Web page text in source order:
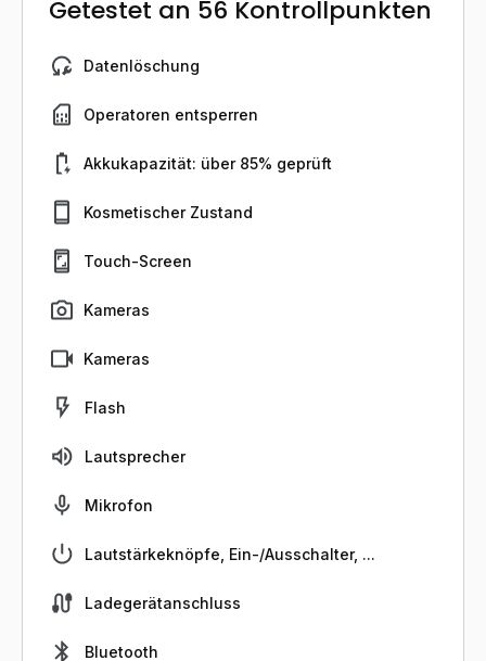
Getestet an 56 Kontrollpunkten
Datenlöschung
Operatoren entsperren
Akkukapazität: über 85% geprüft
Kosmetischer Zustand
Touch-Screen
Kameras
Kameras
Flash
Lautsprecher
Mikrofon
Lautstärkeknöpfe, Ein-/Ausschalter, ...
Ladegerätanschluss
Bluetooth